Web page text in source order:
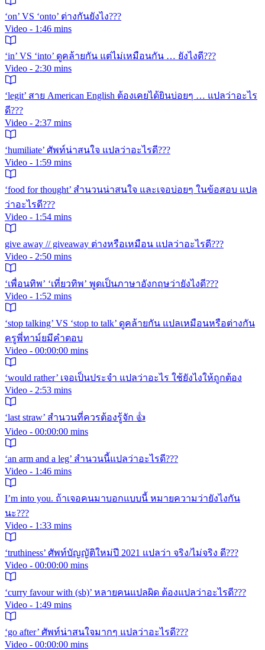
‘on’ VS ‘onto’ ต่างกันยังไง???
Video - 1:46 mins
‘in’ VS ‘into’ ดูคล้ายกัน แต่ไม่เหมือนกัน … ยังไงดี???
Video - 2:30 mins
‘legit’ สาย American English ต้องเคยได้ยินบ่อยๆ … แปลว่าอะไร
ดี???
Video - 2:37 mins
‘humiliate’ ศัพท์น่าสนใจ แปลว่าอะไรดี???
Video - 1:59 mins
‘food for thought’ สำนวนน่าสนใจ และเจอบ่อยๆ ในข้อสอบ แปล
ว่าอะไรดี???
Video - 1:54 mins
give away // giveaway ต่างหรือเหมือน แปลว่าอะไรดี???
Video - 2:50 mins
‘เพื่อนทิพ’ ‘เที่ยวทิพ’ พูดเป็นภาษาอังกฤษว่ายังไงดี???
Video - 1:52 mins
‘stop talking’ VS ‘stop to talk’ ดูคล้ายกัน แปลเหมือนหรือต่างกัน
ครูพี่ทาม์ยมีคำตอบ
Video - 00:00:00 mins
‘would rather’ เจอเป็นประจำ แปลว่าอะไร ใช้ยังไงให้ถูกต้อง
Video - 2:53 mins
‘last straw’ สำนวนที่ควรต้องรู้จัก 👍
Video - 00:00:00 mins
‘an arm and a leg’ สำนวนนี้แปลว่าอะไรดี???
Video - 1:46 mins
I’m into you. ถ้าเจอคนมาบอกแบบนี้ หมายความว่ายังไงกัน
นะ???
Video - 1:33 mins
‘truthiness’ ศัพท์บัญญัติใหม่ปี 2021 แปลว่า จริง/ไม่จริง ดี???
Video - 00:00:00 mins
‘curry favour with (sb)’ หลายคนแปลผิด ต้องแปลว่าอะไรดี???
Video - 1:49 mins
‘go after’ ศัพท์น่าสนใจมากๆ แปลว่าอะไรดี???
Video - 00:00:00 mins